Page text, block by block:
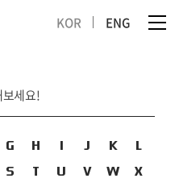
KOR ENG
보세요!
G H I J K
L
S T U V W
X